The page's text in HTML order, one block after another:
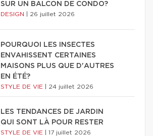
SUR UN BALCON DE CONDO?
DESIGN 26 juillet 2026
POURQUOI LES INSECTES
ENVAHISSENT CERTAINES
MAISONS PLUS QUE D'AUTRES
EN ÉTÉ?
STYLE DE VIE 24 juillet 2026
LES TENDANCES DE JARDIN
QUI SONT LÀ POUR RESTER
STYLE DE VIE 17 juillet 2026